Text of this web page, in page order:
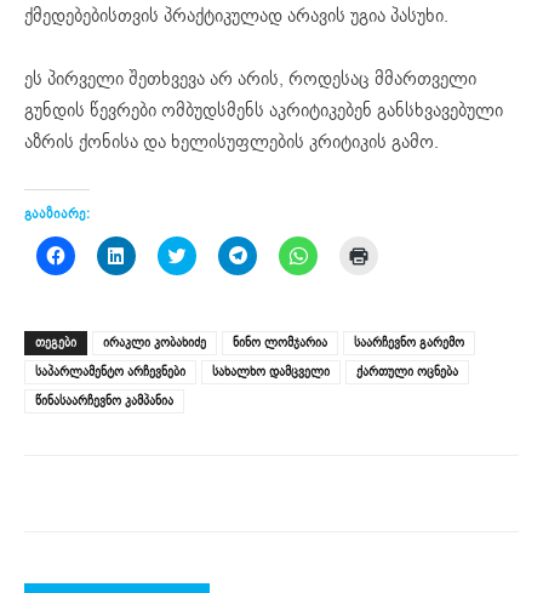
ქმედებებისთვის პრაქტიკულად არავის უგია პასუხი.
ეს პირველი შეთხვევა არ არის, როდესაც მმართველი
გუნდის წევრები ომბუდსმენს აკრიტიკებენ განსხვავებული
აზრის ქონისა და ხელისუფლების კრიტიკის გამო.
გააზიარე:
Click
to
(Opens
in
new
window)
Click
to
(Opens
in
new
window)
Click
to
(Opens
in
new
window)
Click
to
(Opens
in
new
window)
Click
to
(Opens
in
new
window)
new
window)
ᲗᲔᲒᲔᲑᲘ ირაკლი კობახიძე ნინო ლომჯარია
საარჩევნო გარემო
საპარლამენტო არჩევნები
სახალხო დამცველი
ქართული ოცნება
წინასაარჩევნო კამპანია